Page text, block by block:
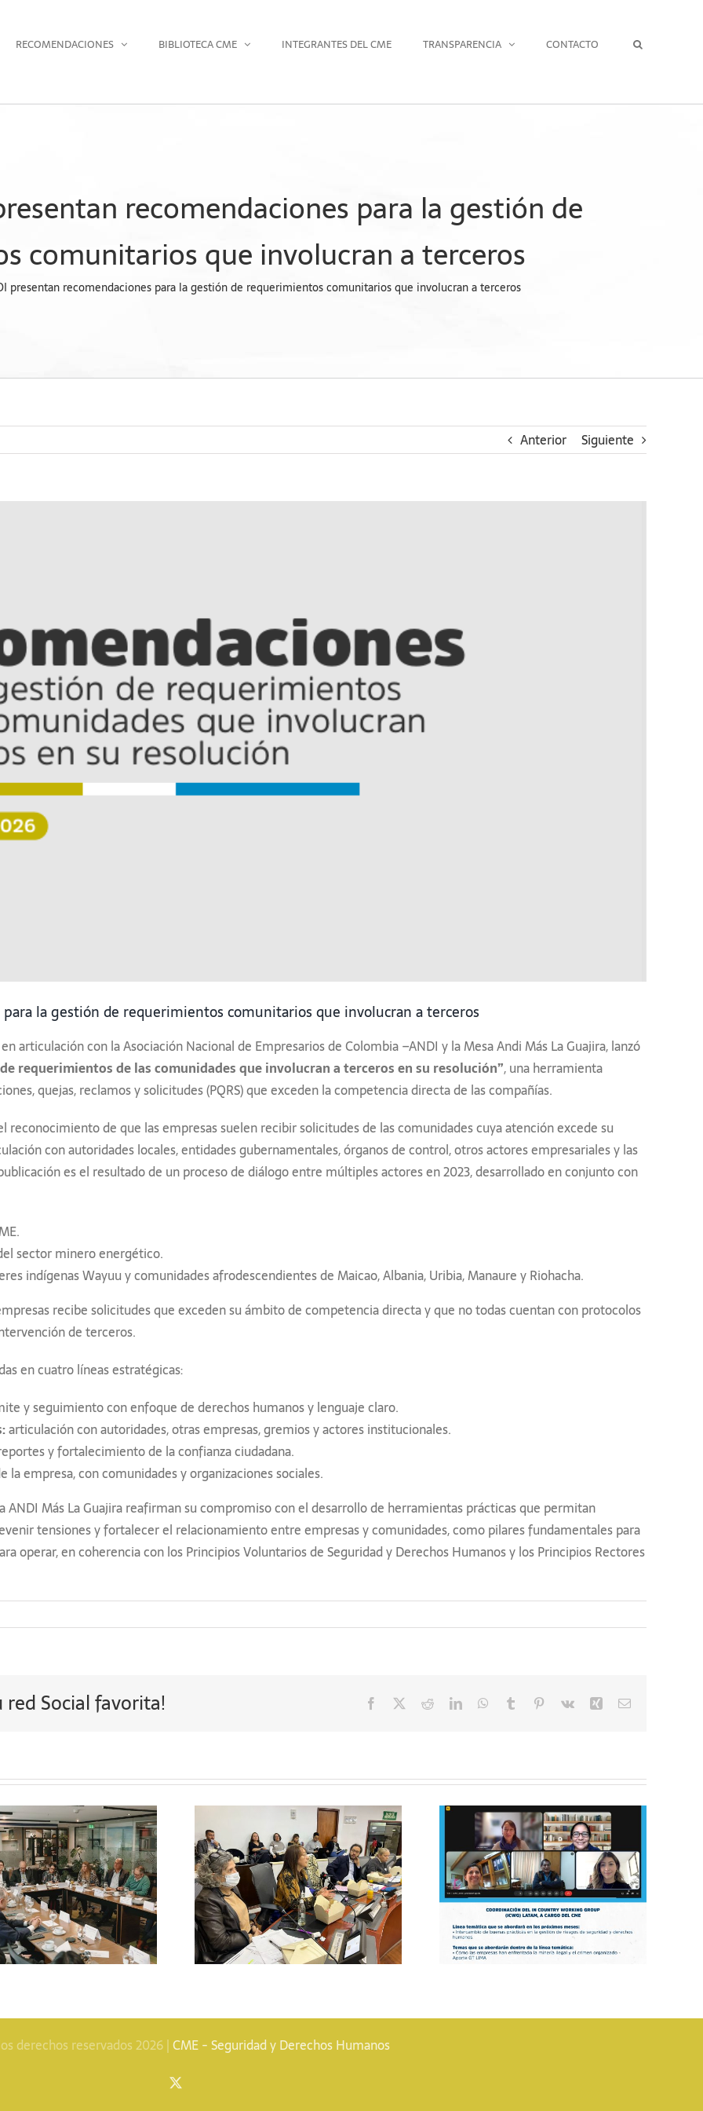
RECOMENDACIONES BIBLIOTECA CME INTEGRANTES DEL CME TRANSPARENCIA CONTACTO
recomendaciones para la gestión de
comunitarios que involucran a terceros
presentan recomendaciones para la gestión de requerimientos comunitarios que involucran a terceros
Anterior Siguiente
la gestión de requerimientos comunitarios que involucran a terceros
articulación con la Asociación Nacional de Empresarios de Colombia –ANDI y la Mesa Andi Más La Guajira, lanzó
requerimientos de las comunidades que involucran a terceros en su resolución”, una herramienta
quejas, reclamos y solicitudes (PQRS) que exceden la competencia directa de las compañías.
de que las empresas suelen recibir solicitudes de las comunidades cuya atención excede su
con autoridades locales, entidades gubernamentales, órganos de control, otros actores empresariales y las
es el resultado de un proceso de diálogo entre múltiples actores en 2023, desarrollado en conjunto con
sector minero energético.
indígenas Wayuu y comunidades afrodescendientes de Maicao, Albania, Uribia, Manaure y Riohacha.
recibe solicitudes que exceden su ámbito de competencia directa y que no todas cuentan con protocolos
de terceros.
en cuatro líneas estratégicas:
y seguimiento con enfoque de derechos humanos y lenguaje claro.
articulación con autoridades, otras empresas, gremios y actores institucionales.
y fortalecimiento de la confianza ciudadana.
la empresa, con comunidades y organizaciones sociales.
ANDI Más La Guajira reafirman su compromiso con el desarrollo de herramientas prácticas que permitan
tensiones y fortalecer el relacionamiento entre empresas y comunidades, como pilares fundamentales para
operar, en coherencia con los Principios Voluntarios de Seguridad y Derechos Humanos y los Principios Rectores
Social favorita! Facebook RedditLinkedInWhatsApp
Tumblr Pinterest
Vk Xing Correo
CME participa en
audiencia pública
sobre el Proyecto
de Ley 153 de 2025
CME lidera segunda
sesión del Grupo de
Trabajo de América
Latina de los
Principios
Voluntarios
El CME participa en
la plenaria anual de
los Principios
Voluntarios y
destaca el valor de
la colaboración y la
derechos reservados 2026 |CME - Seguridad y Derechos Humanos